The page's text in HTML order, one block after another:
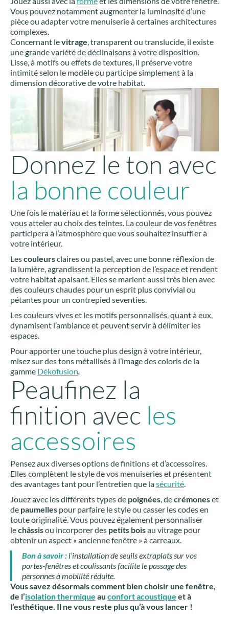
Vous pouvez notamment augmenter la luminosité d’une
pièce ou adapter votre menuiserie à certaines architectures
complexes.
Concernant levitrage, transparent ou translucide, il existe
une grande variété de déclinaisons à votre disposition.
Lisse, à motifs ou effets de textures, il préserve votre
intimité selon le modèle ou participe simplement à la
dimension décorative de votre habitat.
Donnez le ton avec
la bonne couleur
Une fois le matériau et la forme sélectionnés, vous pouvez
vous atteler au choix des teintes. La couleur de vos fenêtres
participera à l’atmosphère que vous souhaitez insuffler à
votre intérieur.
Lescouleursclaires ou pastel, avec une bonne réflexion de
la lumière, agrandissent la perception de l’espace et rendent
votre habitat apaisant. Elles se marient aussi très bien avec
des couleurs chaudes pour un esprit plus convivial ou
pétantes pour un contrepied seventies.
Les couleurs vives et les motifs personnalisés, quant à eux,
dynamisent l’ambiance et peuvent servir à délimiter les
espaces.
Pour apporter une touche plus design à votre intérieur,
misez sur des tons métallisés à l’image des coloris de la
gamme Dékofusion.
Peaufinez la
finition avec les
accessoires
Pensez aux diverses options de finitions et d’accessoires.
Elles complètent le style de vos menuiseries et présentent
des avantages tant pour l’entretien que lasécurité.
Jouez avec les différents types de poignées, decrémoneset
de paumelles pour parfaire le style ou casser les codes en
toute originalité. Vous pouvez également personnaliser
lechâssisou incorporer des petits boisau vitrage pour
obtenir un aspect « ancienne fenêtre » à carreaux.
Bon à savoir : l’installation de seuils extraplats sur vos
portes-fenêtres et coulissants facilite le passage des
personnes à mobilité réduite.
Vous savez désormais comment bien choisir une fenêtre,
de l’isolation thermique au confort acoustique et à
l’esthétique. Il ne vous reste plus qu’à vous lancer !